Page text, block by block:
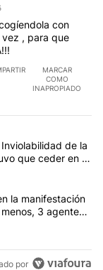
con
vez , para que
MARCAR
COMO
INAPROPIADO
en los
dio mediade la
que ceder en la
arrestó a 12
la manifestación
3 agentes
por